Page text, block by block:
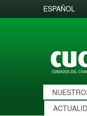
ESPAÑOL